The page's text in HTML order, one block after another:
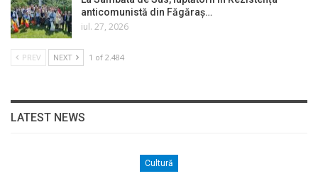
anticomunistă din Făgăraș…
iul. 27, 2026
PREV NEXT 1 of 2.484
LATEST NEWS
Cultură